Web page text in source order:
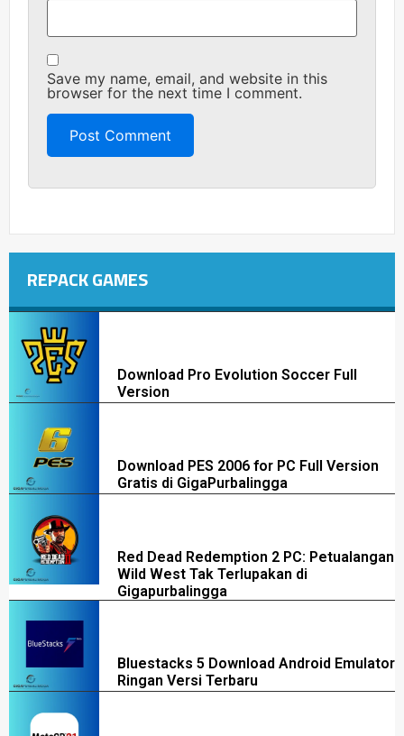
Save my name, email, and website in this
browser for the next time I comment.
REPACK GAMES
Download Pro Evolution Soccer Full
Version
Download PES 2006 for PC Full Version
Gratis di GigaPurbalingga
Red Dead Redemption 2 PC: Petualangan
Wild West Tak Terlupakan di
Gigapurbalingga
Bluestacks 5 Download Android Emulator
Ringan Versi Terbaru